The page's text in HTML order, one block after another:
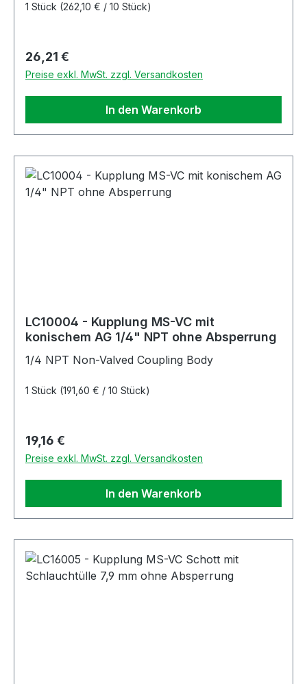
1 Stück (262,10 € / 10 Stück)
Regulärer Preis:
26,21 €
Preise exkl. MwSt. zzgl. Versandkosten
In den Warenkorb
LC10004 - Kupplung MS-VC mit
konischem AG 1/4" NPT ohne Absperrung
1/4 NPT Non-Valved Coupling Body
1 Stück (191,60 € / 10 Stück)
Regulärer Preis:
19,16 €
Preise exkl. MwSt. zzgl. Versandkosten
In den Warenkorb